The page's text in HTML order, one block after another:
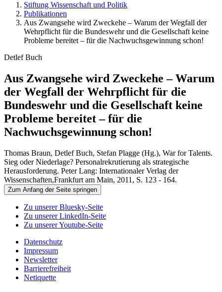
Stiftung Wissenschaft und Politik
Publikationen
Aus Zwangsehe wird Zweckehe – Warum der Wegfall der
Wehrpflicht für die Bundeswehr und die Gesellschaft keine
Probleme bereitet – für die Nachwuchsgewinnung schon!
Detlef Buch
Aus Zwangsehe wird Zweckehe – Warum
der Wegfall der Wehrpflicht für die
Bundeswehr und die Gesellschaft keine
Probleme bereitet – für die
Nachwuchsgewinnung schon!
Thomas Braun, Detlef Buch, Stefan Plagge (Hg.), War for Talents.
Sieg oder Niederlage? Personalrekrutierung als strategische
Herausforderung. Peter Lang: Internationaler Verlag der
Wissenschaften,Frankfurt am Main, 2011, S. 123 - 164.
Zum Anfang der Seite springen
Zu unserer Bluesky-Seite
Zu unserer LinkedIn-Seite
Zu unserer Youtube-Seite
Datenschutz
Impressum
Newsletter
Barrierefreiheit
Netiquette